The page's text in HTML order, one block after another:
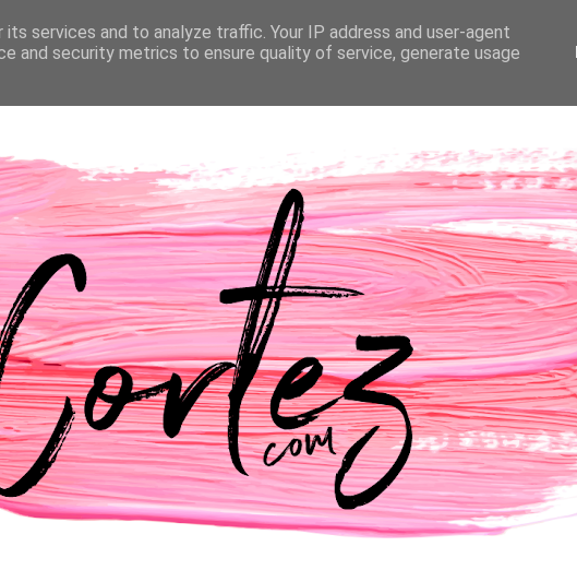
PASSATEMPOS CASAMENTO
services and to analyze traffic. Your IP address and user-agent
and security metrics to ensure quality of service, generate usage